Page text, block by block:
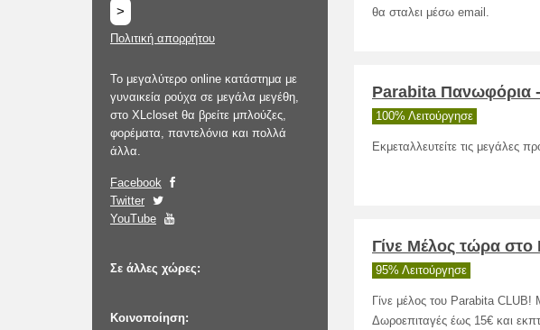
>
Πολιτική απορρήτου
Το μεγαλύτερο online κατάστημα με
γυναικεία ρούχα σε μεγάλα μεγέθη,
στο XLcloset θα βρείτε μπλούζες,
φορέματα, παντελόνια και πολλά
άλλα.
Facebook
Twitter
YouTube
Σε άλλες χώρες:
Κοινοποίηση:
θα σταλει μέσω email.
Parabita Πανωφόρια
100% Λειτούργησε
Εκμεταλλευτείτε τις μεγάλες
Γίνε Μέλος τώρα
95% Λειτούργησε
Γίνε μέλος του Parabita
Δωροεπιταγές έως 15€ και